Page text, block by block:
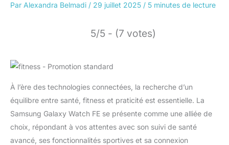
Par Alexandra Belmadi / 29 juillet 2025 / 5 minutes de lecture
5/5 - (7 votes)
À l’ère des technologies connectées, la recherche d’un
équilibre entre santé, fitness et praticité est essentielle. La
Samsung Galaxy Watch FE se présente comme une alliée de
choix, répondant à vos attentes avec son suivi de santé
avancé, ses fonctionnalités sportives et sa connexion